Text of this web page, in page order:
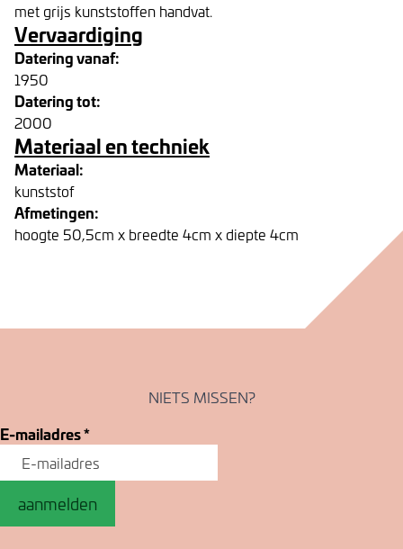
met grijs kunststoffen handvat.
Vervaardiging
Datering vanaf:
1950
Datering tot:
2000
Materiaal en techniek
Materiaal:
kunststof
Afmetingen:
hoogte 50,5cm x breedte 4cm x diepte 4cm
NIETS MISSEN?
E-mailadres*
aanmelden